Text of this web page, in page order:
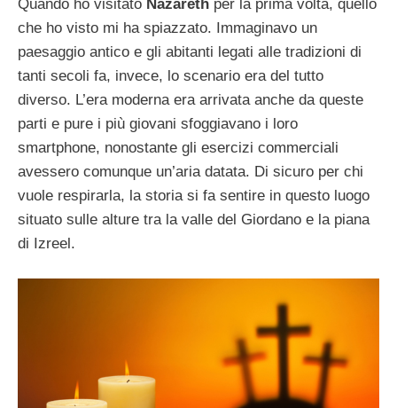
Quando ho visitato Nazareth per la prima volta, quello
che ho visto mi ha spiazzato. Immaginavo un
paesaggio antico e gli abitanti legati alle tradizioni di
tanti secoli fa, invece, lo scenario era del tutto
diverso. L’era moderna era arrivata anche da queste
parti e pure i più giovani sfoggiavano i loro
smartphone, nonostante gli esercizi commerciali
avessero comunque un’aria datata. Di sicuro per chi
vuole respirarla, la storia si fa sentire in questo luogo
situato sulle alture tra la valle del Giordano e la piana
di Izreel.